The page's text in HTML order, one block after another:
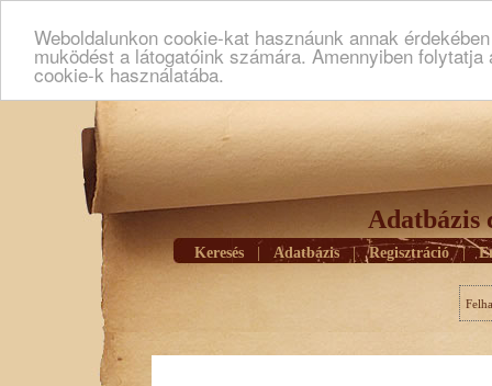
Weboldalunkon cookie-kat hasznáunk annak
muködést a látogatóink számára. Amennyiben
cookie-k használatába.
Adatbázis
Keresés Adatbázis | Regisztráció |